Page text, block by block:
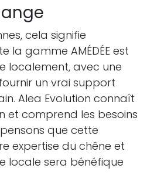
cela signifie
la gamme AMÉDÉE est
localement, avec une
un vrai support
Alea Evolution connaît
et comprend les besoins
que cette
expertise du chêne et
locale sera bénéfique